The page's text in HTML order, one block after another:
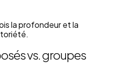
la profondeur et la
vs. groupes